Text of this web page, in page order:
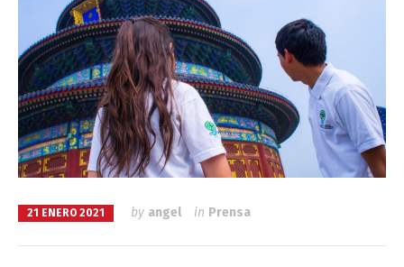
21 ENERO 2021 by angel in Prensa